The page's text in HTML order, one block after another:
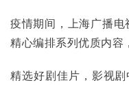
疫情期间，上海广播
精心编排系列优质内容
精选好剧佳片，影视